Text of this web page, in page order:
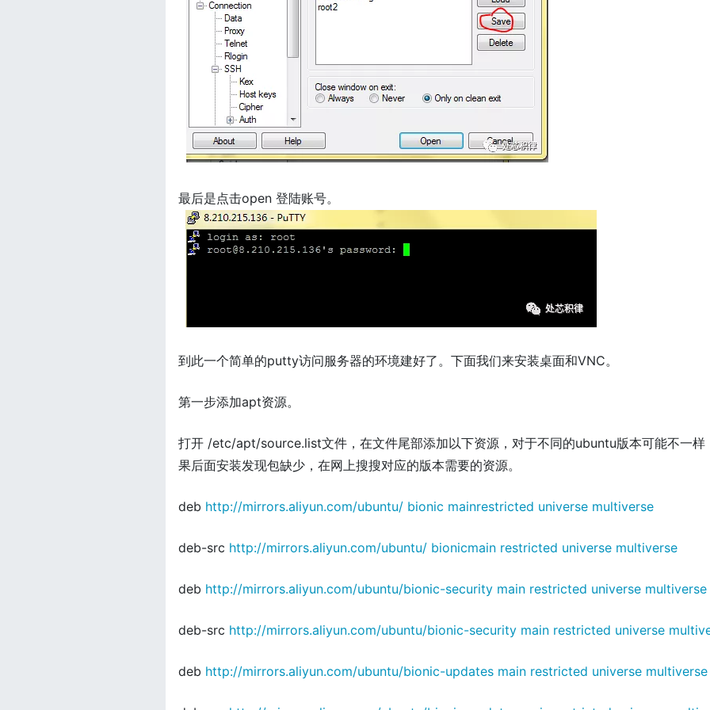
最后是点击open 登陆账号。
到此一个简单的putty访问服务器的环境建好了。下面我们来安装桌面和VNC。
第一步添加apt资源。
打开 /etc/apt/source.list文件，在文件尾部添加以下资源，对于不同的ubuntu版本可能不一样
果后面安装发现包缺少，在网上搜搜对应的版本需要的资源。
deb http://mirrors.aliyun.com/ubuntu/ bionic mainrestricted universe multiverse
deb-src http://mirrors.aliyun.com/ubuntu/ bionicmain restricted universe multiverse
deb http://mirrors.aliyun.com/ubuntu/bionic-security main restricted universe multiverse
deb-src http://mirrors.aliyun.com/ubuntu/bionic-security main restricted universe
deb http://mirrors.aliyun.com/ubuntu/bionic-updates main restricted universe multiverse